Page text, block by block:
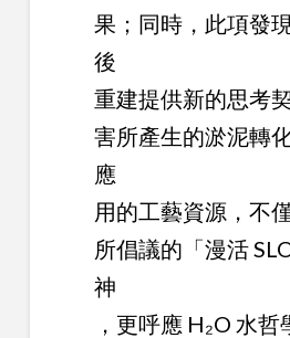
果；同時，此項發
後
重建提供新的思考
害所產生的淤泥轉
應
用的工藝資源，不
所倡議的「漫活
神
，更呼應 H₂O 水